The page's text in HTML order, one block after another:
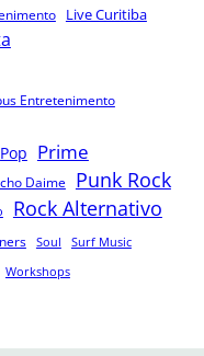
Live Curitiba
Entretenimento
Pop Prime
Daime Punk Rock
Rock Alternativo
Soul Surf Music
Workshops